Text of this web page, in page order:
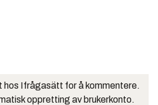
hos Ifrågasätt for å kommentere.
oppretting av brukerkonto.